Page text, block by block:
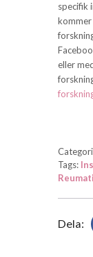
specifik
kommer
eller
Tags:
Dela: